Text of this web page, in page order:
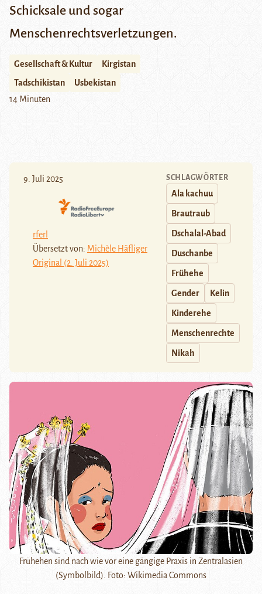
Schicksale und sogar
Menschenrechtsverletzungen.
Gesellschaft & Kultur
Kirgistan
Tadschikistan
Usbekistan
14 Minuten
9. Juli 2025
rferl
Übersetzt von: Michèle Häfliger
Original (2. Juli 2025)
SCHLAGWÖRTER
Ala kachuu
Brautraub
Dschalal-Abad
Duschanbe
Frühehe
Gender Kelin
Kinderehe
Menschenrechte
Nikah
Frühehen sind nach wie vor eine gängige Praxis in Zentralasien
(Symbolbild). Foto: Wikimedia Commons